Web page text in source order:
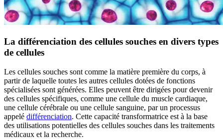
La différenciation des cellules souches en divers types
de cellules
Les cellules souches sont comme la matière première du corps, à
partir de laquelle toutes les autres cellules dotées de fonctions
spécialisées sont générées. Elles peuvent être dirigées pour devenir
des cellules spécifiques, comme une cellule du muscle cardiaque,
une cellule cérébrale ou une cellule sanguine, par un processus
appelé différenciation. Cette capacité transformatrice est à la base
des utilisations potentielles des cellules souches dans les traitements
médicaux et la recherche.